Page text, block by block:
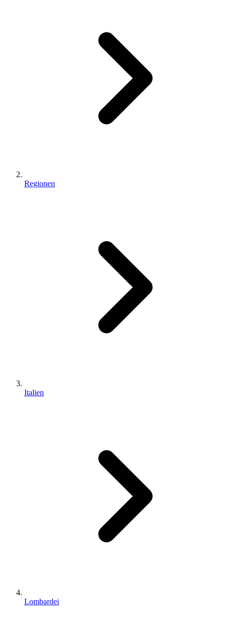
Regionen
Italien
Lombardei